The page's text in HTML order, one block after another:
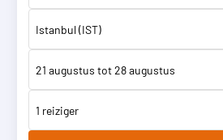
1 reiziger